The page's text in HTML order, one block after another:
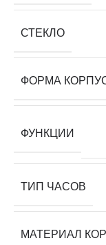
СТЕКЛО
ФОРМА
ФУНКЦИИ
ТИП ЧАСОВ
МАТЕРИАЛ